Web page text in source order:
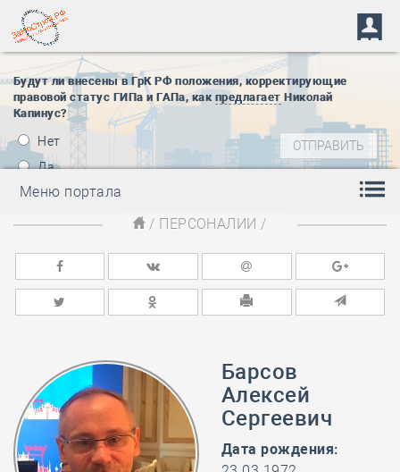
Будут ли внесены в ГрК РФ положения, корректирующие
правовой статус ГИПа и ГАПа, как предлагает Николай
Капинус?
Нет
Да
Меню портала
/ ПЕРСОНАЛИИ /
Барсов
Алексей
Сергеевич
Дата рождения: